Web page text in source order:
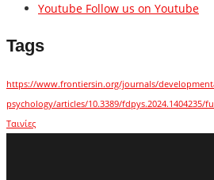
Youtube Follow us on Youtube
Tags
https://www.frontiersin.org/journals/
psychology/articles/10.3389/fdpys.2024.1404235/
Ταινίες